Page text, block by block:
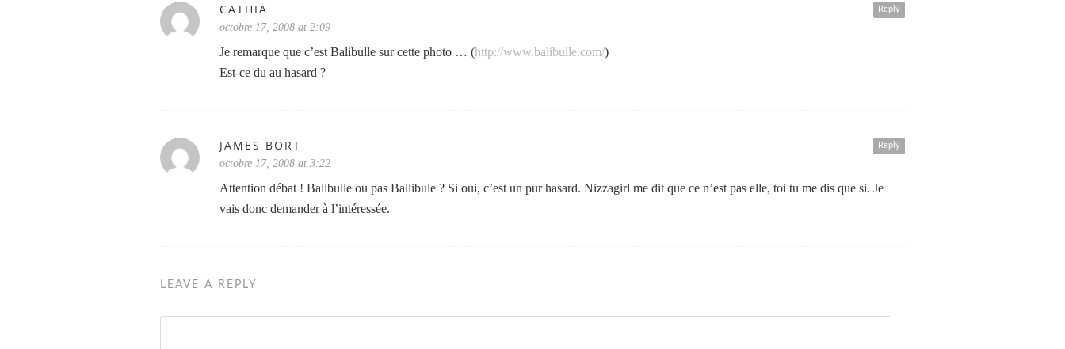
Reply
CATHIA
octobre 17, 2008 at 2:09
Je remarque que c’est Balibulle sur cette photo … (http://www.balibulle.com/)
Est-ce du au hasard ?
Reply
JAMES BORT
octobre 17, 2008 at 3:22
Attention débat ! Balibulle ou pas Ballibule ? Si oui, c’est un pur hasard. Nizzagirl me dit que ce n’est pas elle, toi tu me dis que si. Je
vais donc demander à l’intéressée.
LEAVE A REPLY